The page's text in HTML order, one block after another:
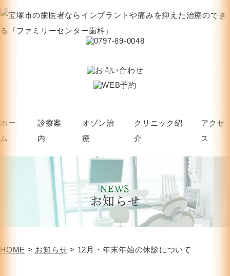
ホー
ム
診療案
内
オゾン治
療
クリニック紹
介
アクセ
ス
NEWS
お知らせ
HOME > お知らせ > 12月・年末年始の休診について